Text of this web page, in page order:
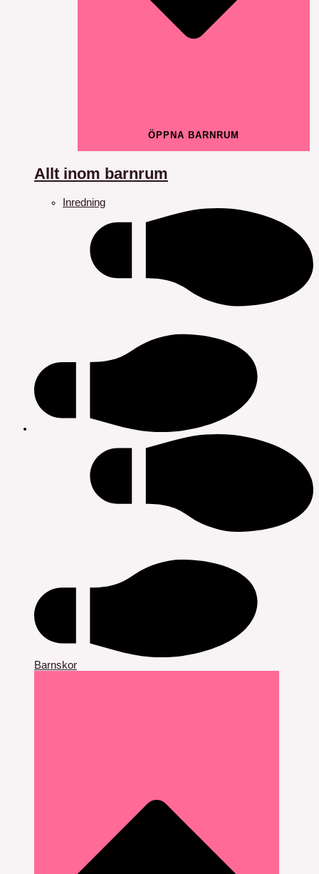
ÖPPNA BARNRUM
Allt inom barnrum
Inredning
Barnskor